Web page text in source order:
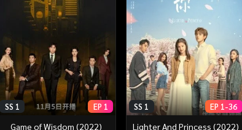
SS 1 EP 1
Game of Wisdom (2022)
SS 1 EP 1-36
Lighter And Princess (2022)